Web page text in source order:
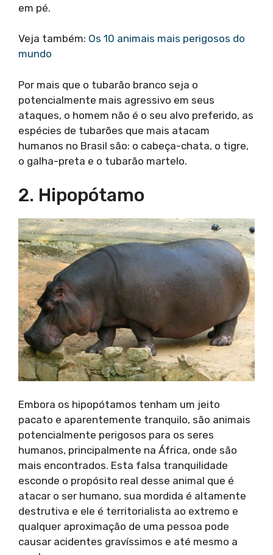
em pé.
Veja também: Os 10 animais mais perigosos do
mundo
Por mais que o tubarão branco seja o
potencialmente mais agressivo em seus
ataques, o homem não é o seu alvo preferido, as
espécies de tubarões que mais atacam
humanos no Brasil são: o cabeça-chata, o tigre,
o galha-preta e o tubarão martelo.
2. Hipopótamo
Embora os hipopótamos tenham um jeito
pacato e aparentemente tranquilo, são animais
potencialmente perigosos para os seres
humanos, principalmente na África, onde são
mais encontrados. Esta falsa tranquilidade
esconde o propósito real desse animal que é
atacar o ser humano, sua mordida é altamente
destrutiva e ele é territorialista ao extremo e
qualquer aproximação de uma pessoa pode
causar acidentes gravíssimos e até mesmo a